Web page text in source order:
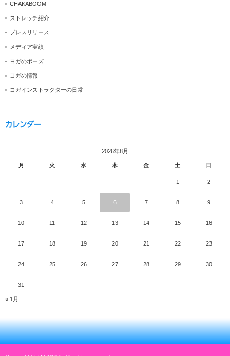
CHAKABOOM
ストレッチ紹介
プレスリリース
メディア実績
ヨガのポーズ
ヨガの情報
ヨガインストラクターの日常
カレンダー
2026年8月
月 火 水 木 金 土 日
1 2
3 4 5 6 7 8 9
10 11 12 13 14 15 16
17 18 19 20 21 22 23
24 25 26 27 28 29 30
31
« 1月